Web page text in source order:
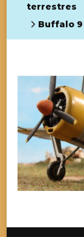
terrestres
Buffalo